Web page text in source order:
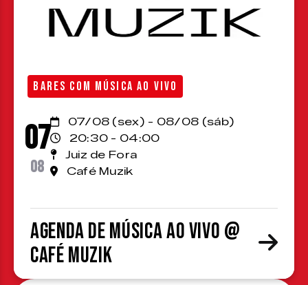
BARES COM MÚSICA AO VIVO
07
08
07/08 (sex) - 08/08 (sáb)
20:30 - 04:00
Juiz de Fora
Café Muzik
Agenda de Música ao Vivo @
Café Muzik